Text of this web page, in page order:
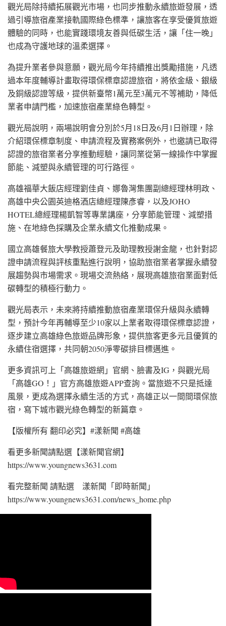
觀光局除持續拓展觀光市場，也同步推動永續旅遊發展，透
過引導旅宿產業接軌國際綠色標準，讓旅客在享受優質旅遊
體驗的同時，也能實踐環境友善與低碳生活，讓「住一晚」
也成為守護地球的溫柔選擇。
為提升業者參與意願，觀光局今年持續推出獎勵措施，凡透
過本年度輔導計畫取得環保標章認證旅宿，將依金級、銀級
及銅級認證等級，提供新臺幣1萬元至3萬元不等補助，降低
業者申請門檻，加速旅宿產業綠色轉型。
觀光局說明，兩場說明會分別於5月18日及6月1日辦理，除
介紹環保標章制度、申請流程及實務案例外，也邀請已取得
認證的旅宿業者分享推動經驗，讓同業從第一線操作中掌握
節能、減塑與永續管理的可行路徑。
高雄福華大飯店經理劉佳貞、娜魯灣集團副總經理林明政、
高雄中央公園英迪格酒店總經理陳彥睿，以及JOHO
HOTEL總經理楊凱智等專業講座，分享節能管理、減塑措
施、在地綠色採購及企業永續文化推動成果。
國立高雄餐旅大學教授蕭登元及助理教授謝金龍，也針對認
證申請流程與評核重點進行說明，協助旅宿業者掌握永續發
展趨勢與市場需求。現場交流熱絡，展現高雄旅宿業面對低
碳轉型的積極行動力。
觀光局表示，未來將持續推動旅宿產業環保升級與永續轉
型，預計今年再輔導至少10家以上業者取得環保標章認證，
逐步建立高雄綠色旅遊品牌形象，提供旅客更多元且優質的
永續住宿選擇，共同朝2050淨零碳排目標邁進。
更多資訊可上「高雄旅遊網」官網、臉書及IG，與觀光局
「高雄GO！」官方高雄旅遊APP查詢。當旅遊不只是抵達
風景，更成為選擇永續生活的方式，高雄正以一間間環保旅
宿，寫下城市觀光綠色轉型的新篇章。
【版權所有 翻印必究】#漾新聞 #高雄
看更多新聞請點選【漾新聞官網】
https://www.youngnews3631.com⁠
看完整新聞 請點選 漾新聞「即時新聞」
https://www.youngnews3631.com/news_home.php⁠